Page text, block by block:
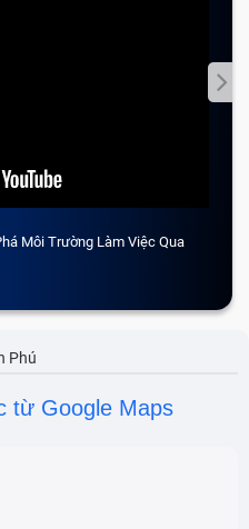
Môi Trường Làm Việc Qua
Phú
từ Google Maps